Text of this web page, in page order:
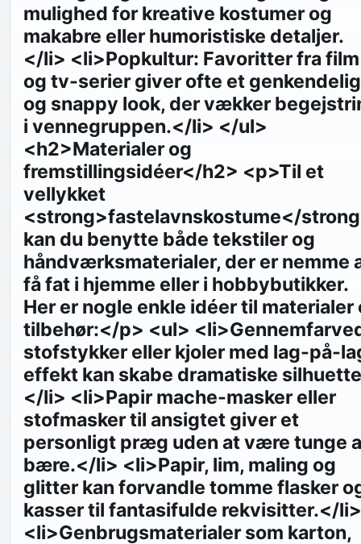
mulighed for kreative kostumer og
makabre eller humoristiske detaljer.
</li> <li>Popkultur: Favoritter fra film
og tv-serier giver ofte et
og snappy look, der vækker
i vennegruppen.</li> </ul>
<h2>Materialer og
fremstillingsidéer</h2> <p>Til et
vellykket
<strong>fastelavnskostume</
kan du benytte både tekstiler og
håndværksmaterialer, der er nemme
få fat i hjemme eller i hobbybutikker.
Her er nogle enkle idéer til materialer
tilbehør:</p> <ul>
stofstykker eller kjoler med lag-på-
effekt kan skabe dramatiske
</li> <li>Papir mache-masker eller
stofmasker til ansigtet giver et
personligt præg uden at være tunge
bære.</li> <li>Papir, lim, maling og
glitter kan forvandle tomme flasker
kasser til fantasifulde rekvisitter.</li>
<li>Genbrugsmaterialer som karton,